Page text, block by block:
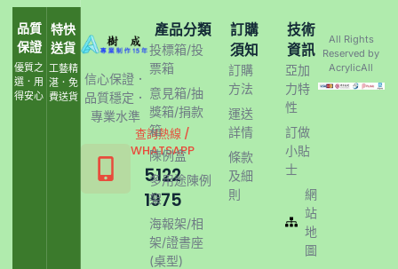
品質
保證
優質之
選．用
得安心
特快
送貨
工藝精
湛．免
費送貨
信心保證．
品質穩定．
專業水準
查詢熱線 /
WHATSAPP
5122
1975
產品分類
投標箱/投
票箱
意見箱/抽
獎箱/捐款
箱
陳例盒
多用途陳例
架
海報架/相
架/證書座
(桌型)
訂購
須知
訂購
方法
運送
詳情
條款
及細
則
技術
資訊
亞加
力特
性
訂做
小貼
士
網
站
地
圖
All Rights
Reserved by
AcrylicAll